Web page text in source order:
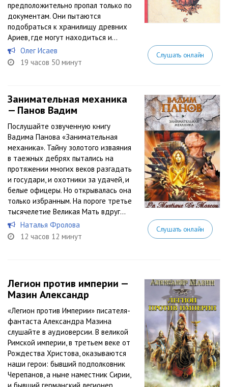
предположительно пропал только по
документам. Они пытаются
подобраться к хранилищу древних
Ариев, где могут находиться и...
Олег Исаев
19 часов 50 минут
Слушать онлайн
Занимательная механика
— Панов Вадим
Послушайте озвученную книгу
Вадима Панова «Занимательная
механика». Тайну золотого изваяния
в таежных дебрях пытались на
протяжении многих веков разгадать
и государи, и охотники за удачей, и
белые офицеры. Но открывалась она
только избранным. На пороге третье
тысячелетие Великая Мать вдруг...
Наталья Фролова
12 часов 12 минут
Слушать онлайн
Легион против империи —
Мазин Александр
«Легион против Империи» писателя-
фантаста Александра Мазина
слушайте в аудиоверсии. В великой
Римской империи, в третьем веке от
Рождества Христова, оказываются
наши герои: бывший подполковник
Черепанов, а ныне наместник Сирии,